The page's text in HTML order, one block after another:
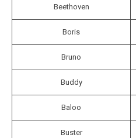
Beethoven
Boris
Bruno
Buddy
Baloo
Buster